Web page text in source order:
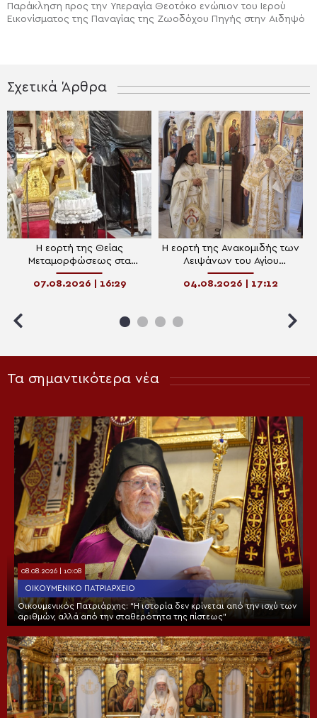
Παράκληση προς την Υπεραγία Θεοτόκο ενώπιον του Ιερού
Εικονίσματος της Παναγίας της Ζωοδόχου Πηγής στην Αιδηψό
Σχετικά Άρθρα
Η εορτή της Θείας
Μεταμορφώσεως στα
Ιωάννινα
07.08.2026 | 16:29
Η εορτή της Ανακομιδής των
Λειψάνων του Αγίου
Στεφάνου στα Ιωάννινα
04.08.2026 | 17:12
Τα σημαντικότερα νέα
08.08.2026 | 10:08
ΟΙΚΟΥΜΕΝΙΚΌ ΠΑΤΡΙΑΡΧΕΊΟ
Οικουμενικός Πατριάρχης: “Η ιστορία δεν κρίνεται από την ισχύ των
αριθμών, αλλά από την σταθερότητα της πίστεως”